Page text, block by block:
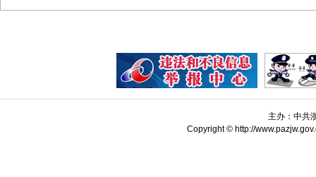
主办：中共
Copyright © http://